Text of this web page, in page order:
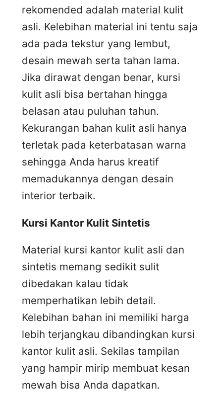
rekomended adalah material kulit
asli. Kelebihan material ini tentu saja
ada pada tekstur yang lembut,
desain mewah serta tahan lama.
Jika dirawat dengan benar, kursi
kulit asli bisa bertahan hingga
belasan atau puluhan tahun.
Kekurangan bahan kulit asli hanya
terletak pada keterbatasan warna
sehingga Anda harus kreatif
memadukannya dengan desain
interior terbaik.
Kursi Kantor Kulit Sintetis
Material kursi kantor kulit asli dan
sintetis memang sedikit sulit
dibedakan kalau tidak
memperhatikan lebih detail.
Kelebihan bahan ini memiliki harga
lebih terjangkau dibandingkan kursi
kantor kulit asli. Sekilas tampilan
yang hampir mirip membuat kesan
mewah bisa Anda dapatkan.